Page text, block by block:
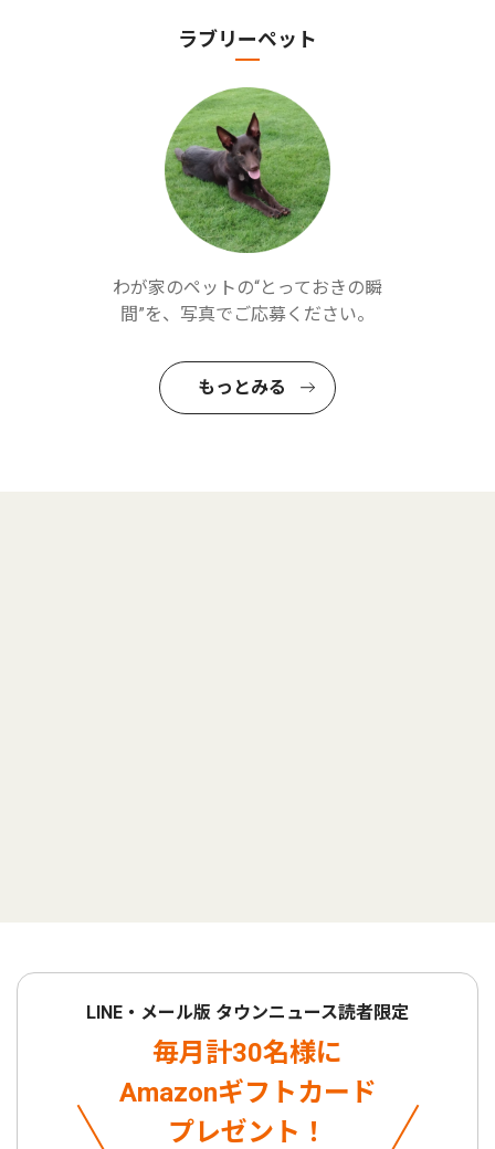
ラブリーペット
わが家のペットの“とっておきの瞬
間”を、写真でご応募ください。
もっとみる
LINE・メール版 タウンニュース読者限定
毎月計30名様に
Amazonギフトカード
プレゼント！